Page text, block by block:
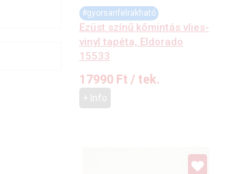
#gyorsanfelrakható
Ezüst színű kőmintás vlies-
vinyl tapéta, Eldorado
15533
17990 Ft / tek.
+ Info